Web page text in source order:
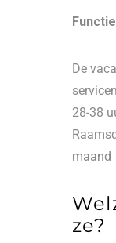
De
28-38
maand
ze?